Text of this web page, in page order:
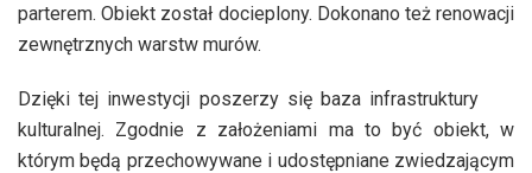
parterem. Obiekt został docieplony. Dokonano też renowacji
zewnętrznych warstw murów.
Dzięki tej inwestycji poszerzy się baza infrastruktury
kulturalnej. Zgodnie z założeniami ma to być obiekt, w
którym będą przechowywane i udostępniane zwiedzającym